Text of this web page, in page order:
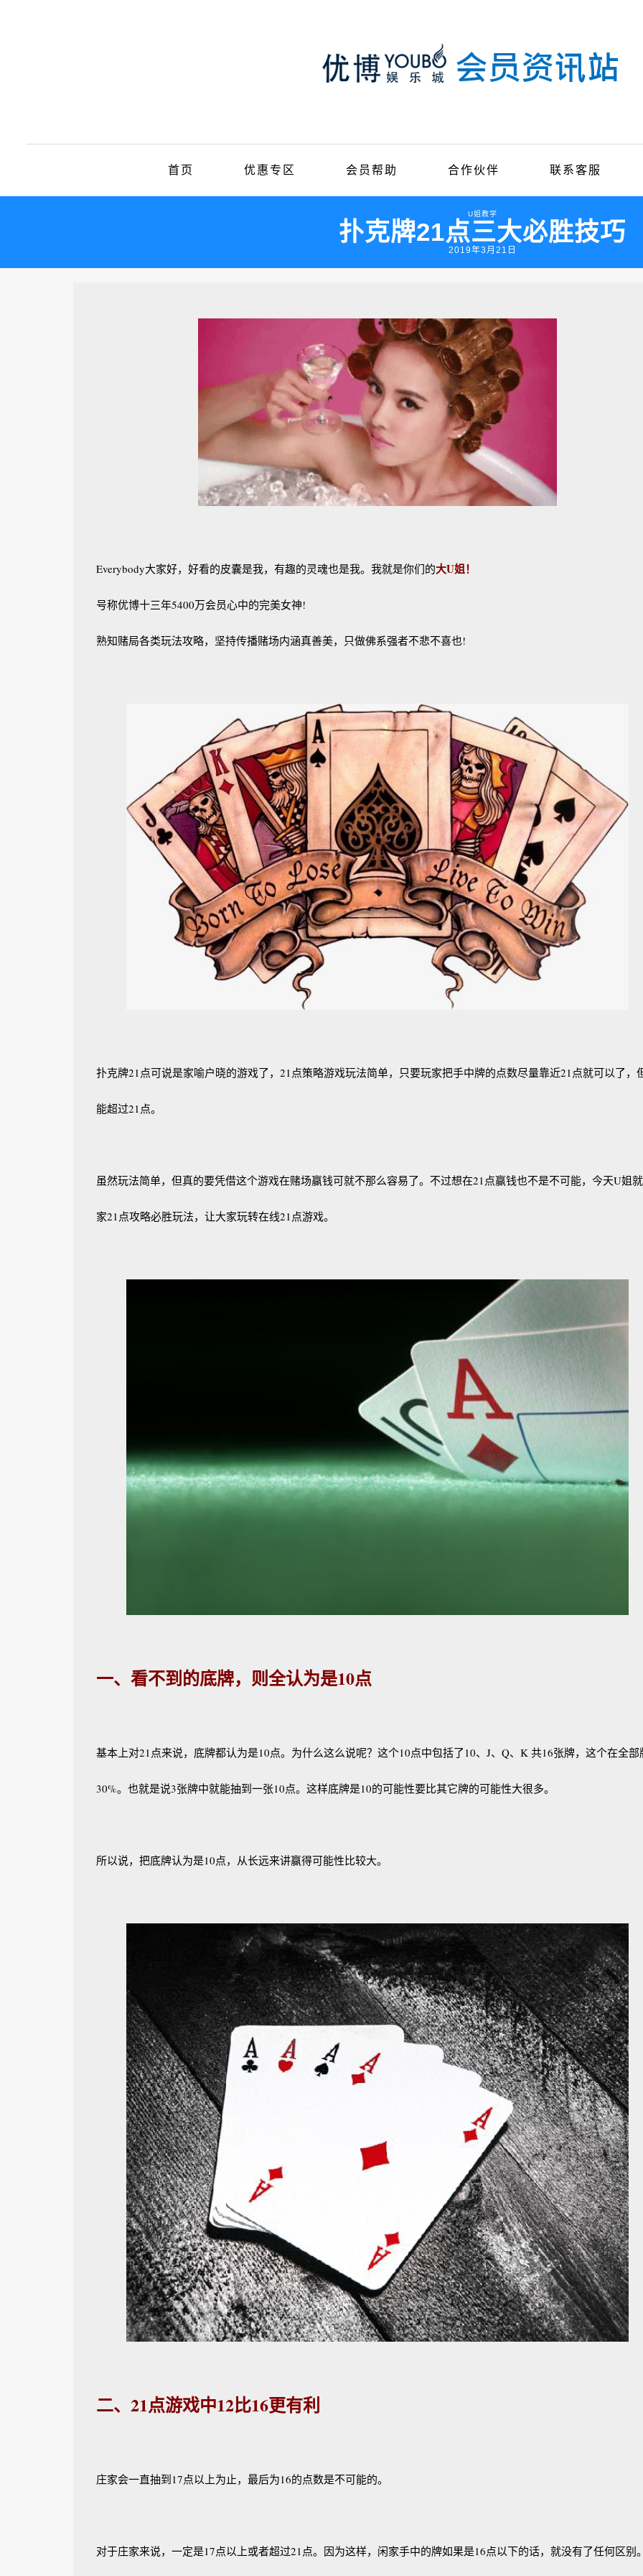
首页 优惠专区 会员帮助 合作伙伴 联系客服
U姐教学
扑克牌21点三大必胜技巧
2019年3月21日
Everybody大家好，好看的皮囊是我，有趣的灵魂也是我。我就是你们的大U姐！
号称优博十三年5400万会员心中的完美女神!
熟知赌局各类玩法攻略，坚持传播赌场内涵真善美，只做佛系强者不悲不喜也!
扑克牌21点可说是家喻户晓的游戏了，21点策略游戏玩法简单，只要玩家把手中牌的点数尽量靠近21点就可以了，
能超过21点。
虽然玩法简单，但真的要凭借这个游戏在赌场赢钱可就不那么容易了。不过想在21点赢钱也不是不可能，今天U姐
家21点攻略必胜玩法，让大家玩转在线21点游戏。
一、看不到的底牌，则全认为是10点
基本上对21点来说，底牌都认为是10点。为什么这么说呢？这个10点中包括了10、J、Q、K 共16张牌，这个在全部
30%。也就是说3张牌中就能抽到一张10点。这样底牌是10的可能性要比其它牌的可能性大很多。
所以说，把底牌认为是10点，从长远来讲赢得可能性比较大。
二、21点游戏中12比16更有利
庄家会一直抽到17点以上为止，最后为16的点数是不可能的。
对于庄家来说，一定是17点以上或者超过21点。因为这样，闲家手中的牌如果是16点以下的话，就没有了任何区别